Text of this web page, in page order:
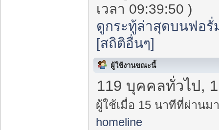
เวลา 09:39:50 )
ดูกระทู้ล่าสุดบนฟอรั่
[สถิติอื่นๆ]
ผู้ใช้งานขณะนี้
119 บุคคลทั่วไป,
ผู้ใช้เมื่อ 15 นาทีที่ผ่านม
homeline